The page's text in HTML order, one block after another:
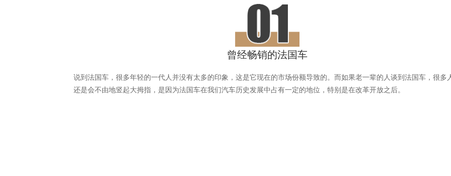
曾经畅销的法国车
说到法国车，很多年轻的一代人并没有太多的印象，这是它现在的市场份额导致的。而如果老一辈的人谈到法国车，很多
还是会不由地竖起大拇指，是因为法国车在我们汽车历史发展中占有一定的地位，特别是在改革开放之后。